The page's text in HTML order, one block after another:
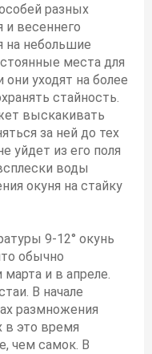
разных
и весеннего
на небольшие
места для
уходят на более
стайность.
выскакивать
за ней до тех
уйдет из его поля
воды
окуня на стайку
9-12° окунь
обычно
и в апреле.
В начале
размножения
в это время
чем самок. В